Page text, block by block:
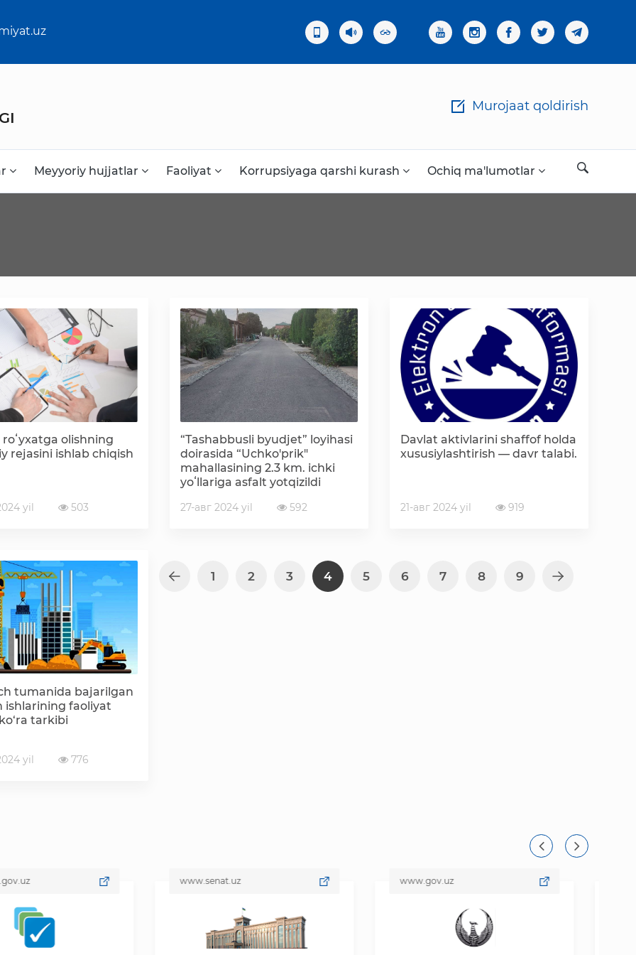
Murojaat qoldirish
Meyyoriy hujjatlar Faoliyat Korrupsiyaga qarshi kurash Ochiq ma'lumotlar
×
Murojaat uchun
Korrupsiyaga qarshi kurashish bo'yicha idoraviy
hujjatlar
Korrupsiyaga qarshi kurashish bo'yicha amalga
oshirayotgan ishlar
«Elektron hukumat» tizimi
«Ochiq ma'lumotlar» PF-6247 bo'yicha
Ochiq budjet ma'lumotlar
Davlat xizmatlar yangona reestri
olishning
rejasini ishlab chiqish
yil 503
“Tashabbusli byudjet” loyihasi
doirasida “Uchko'prik"
mahallasining 2.3 km. ichki
yoʻllariga asfalt yotqizildi
27-авг 2024 yil 592
Davlat aktivlarini shaffof holda
xususiylashtirish — davr talabi.
21-авг 2024 yil 919
tumanida bajarilgan
ishlarining faoliyat
tarkibi
yil 776
1 2 3 4 5 6 7 8 9
www.senat.uz www.gov.uz